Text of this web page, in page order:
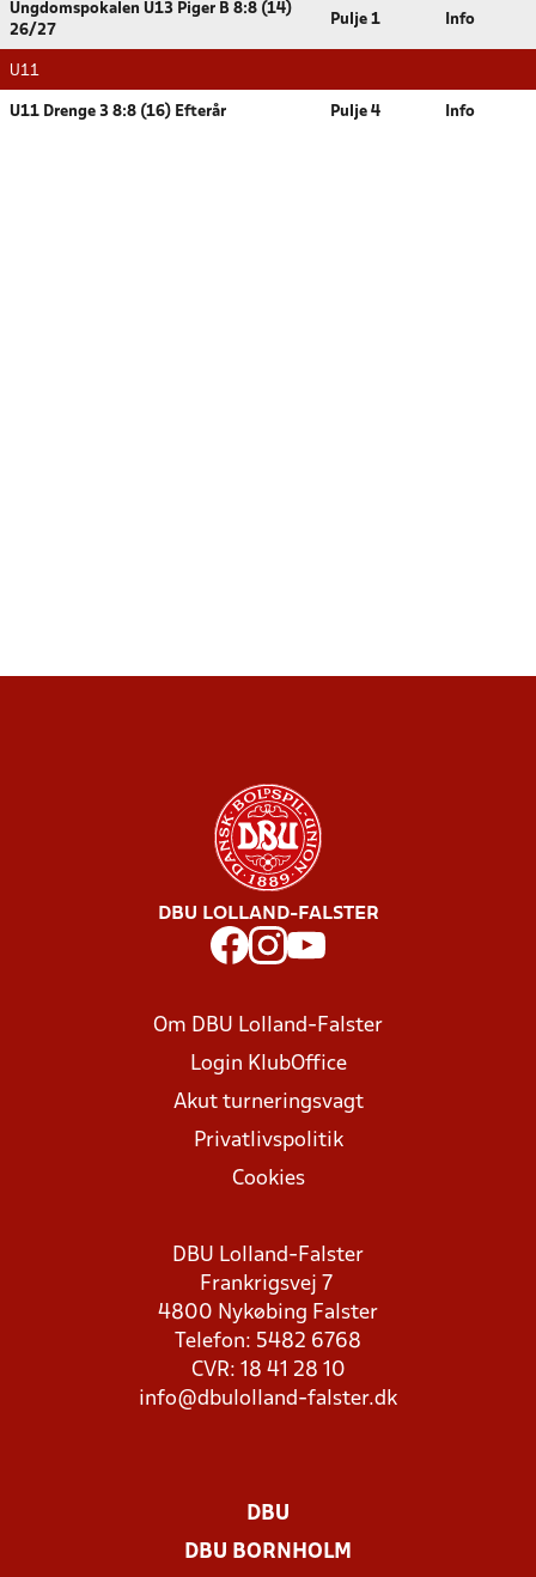
Ungdomspokalen U13 Piger B 8:8 (14)
26/27
Pulje 1 Info
U11
U11 Drenge 3 8:8 (16) Efterår Pulje 4 Info
DBU LOLLAND-FALSTER
Om DBU Lolland-Falster
Login KlubOffice
Akut turneringsvagt
Privatlivspolitik
Cookies
DBU Lolland-Falster
Frankrigsvej 7
4800 Nykøbing Falster
Telefon: 5482 6768
CVR: 18 41 28 10
info@dbulolland-falster.dk
DBU
DBU BORNHOLM